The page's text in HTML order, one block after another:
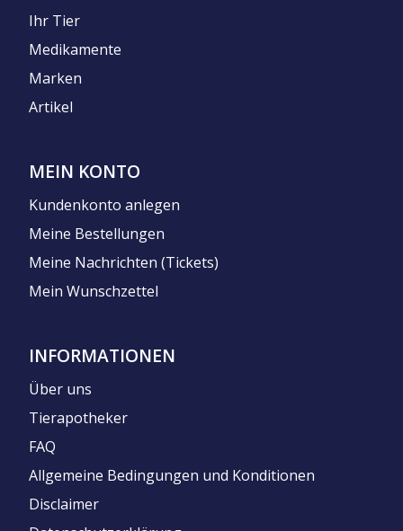
Ihr Tier
Medikamente
Marken
Artikel
MEIN KONTO
Kundenkonto anlegen
Meine Bestellungen
Meine Nachrichten (Tickets)
Mein Wunschzettel
INFORMATIONEN
Über uns
Tierapotheker
FAQ
Allgemeine Bedingungen und Konditionen
Disclaimer